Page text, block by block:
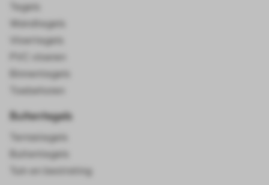
Tegels
Wandtegels
Vloertegels
Binnentegels
Toebehoren
Buitentegels
Terrastegels
Buitentegels
Tuin en bestrating